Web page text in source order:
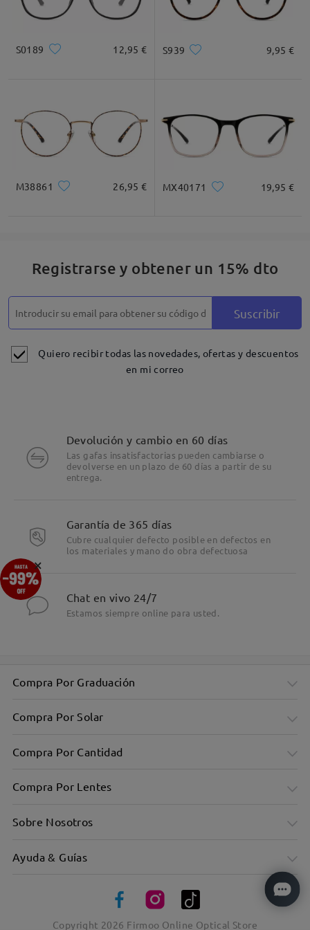
Detalles
La montura clásica y versátil se adapta fácilmente a
cualquier ocasión.
Ligero y cómodo, con solo 16 g de peso, para llevarlo puesto
S0189 12,95 € S939 9,95 €
M38861 26,95 € MX40171 19,95 €
Registrarse y obtener un 15% dto
Suscribir
Quiero recibir todas las novedades, ofertas y descuentos
en mi correo
Devolución y cambio en 60 días
Las gafas insatisfactorias pueden cambiarse o
devolverse en un plazo de 60 días a partir de su
entrega.
Garantía de 365 días
Cubre cualquier defecto posible en defectos en
los materiales y mano do obra defectuosa
Chat en vivo 24/7
Estamos siempre online para usted.
Compra Por Graduación
Compra Por Solar
Compra Por Cantidad
Compra Por Lentes
Sobre Nosotros
Ayuda & Guías
Copyright 2026 Firmoo Online Optical Store
×